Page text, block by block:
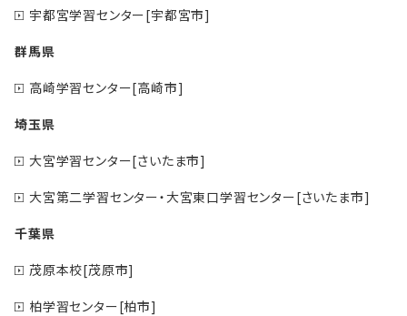
宇都宮学習センター[宇都宮市]
群馬県
高崎学習センター[高崎市]
埼玉県
大宮学習センター[さいたま市]
大宮第二学習センター・大宮東口学習センター[さいたま市]
千葉県
茂原本校[茂原市]
柏学習センター[柏市]